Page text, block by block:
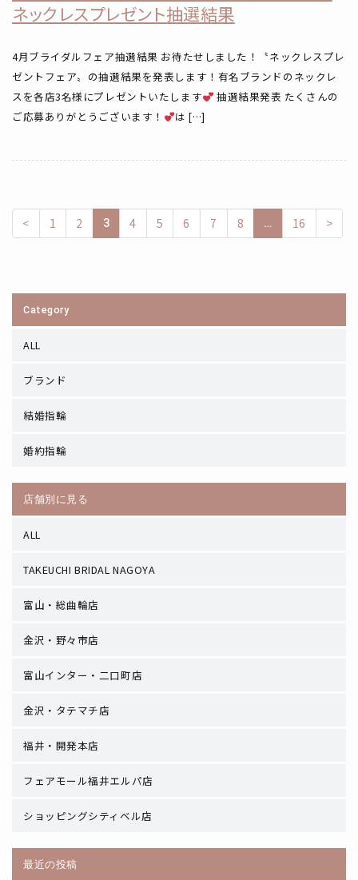
ネックレスプレゼント抽選結果
4月ブライダルフェア抽選結果 お待たせしました！〝ネックレスプレ
ゼントフェア〟の抽選結果を発表します！有名ブランドのネックレ
スを各店3名様にプレゼントいたします
抽選結果発表 たくさんの
ご応募ありがとうございます！
は […]
< 1 2 3 4 5 6 7 8 … 16 >
Category
ALL
ブランド
結婚指輪
婚約指輪
店舗別に見る
ALL
TAKEUCHI BRIDAL NAGOYA
富山・総曲輪店
金沢・野々市店
富山インター・二口町店
金沢・タテマチ店
福井・開発本店
フェアモール福井エルパ店
ショッピングシティベル店
最近の投稿